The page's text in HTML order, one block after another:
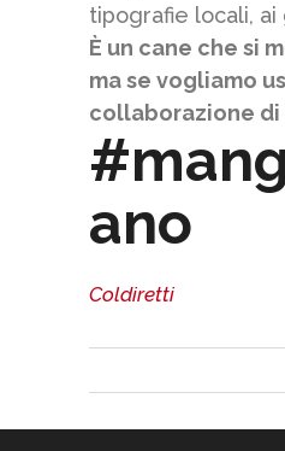
tipografie locali, ai
È un cane che si
ma se vogliamo
collaborazione
ano
Coldiretti